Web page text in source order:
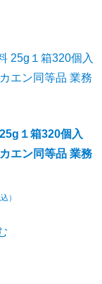
１箱320個入
エン同等品 業務
）